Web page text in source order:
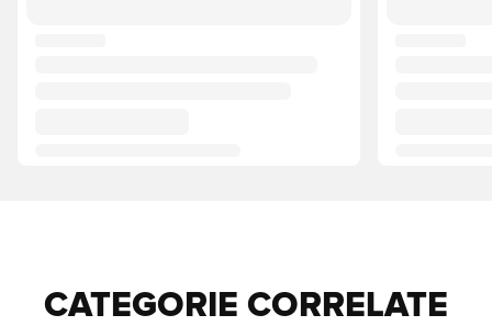
CATEGORIE CORRELATE